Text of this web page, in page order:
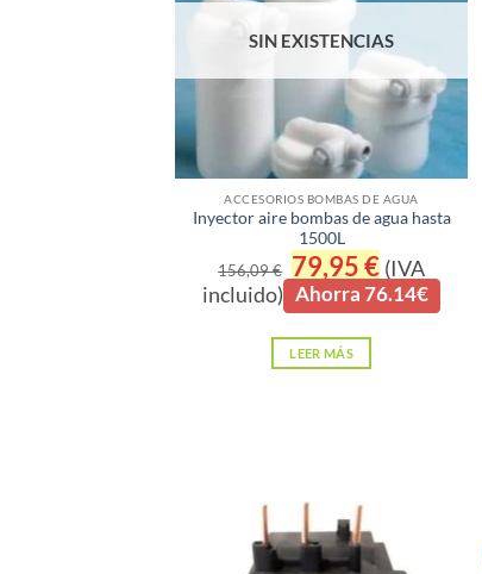
SIN EXISTENCIAS
ACCESORIOS BOMBAS DE AGUA
Inyector aire bombas de agua hasta
1500L
156,09€ El
precio
original
era:
156,09 €.
79,95€El
precio
actual
es:
(IVA
incluido) Ahorra 76.14€
LEER MÁS